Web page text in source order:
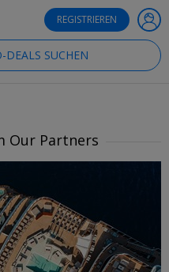
REGISTRIEREN
DEALS SUCHEN
Our Partners